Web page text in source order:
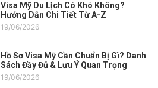
Visa Mỹ Du Lịch Có Khó Không?
Hướng Dẫn Chi Tiết Từ A-Z
19/06/2026
Hồ Sơ Visa Mỹ Cần Chuẩn Bị Gì? Danh
Sách Đầy Đủ & Lưu Ý Quan Trọng
19/06/2026